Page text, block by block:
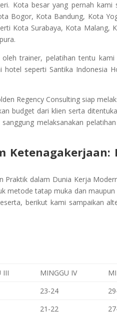
Kota besar yang pernah kami
Bogor, Kota Bandung, Kota
Kota Surabaya, Kota Malang,
trainer, pelatihan tentu kami
hotel seperti Santika Indonesia
Regency Consulting siap
budget dari klien serta
melaksanakan
Ketenagakerjaan:
Praktik dalam Dunia Kerja
metode tatap muka dan
berikut kami sampaikan
III MINGGU IV
23-24
21-22